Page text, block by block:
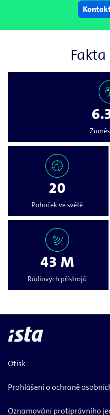
20
Poboček ve světě
43 M
Rádiových přístrojů
Otisk
Prohlášení o ochraně
Oznamování protiprávního